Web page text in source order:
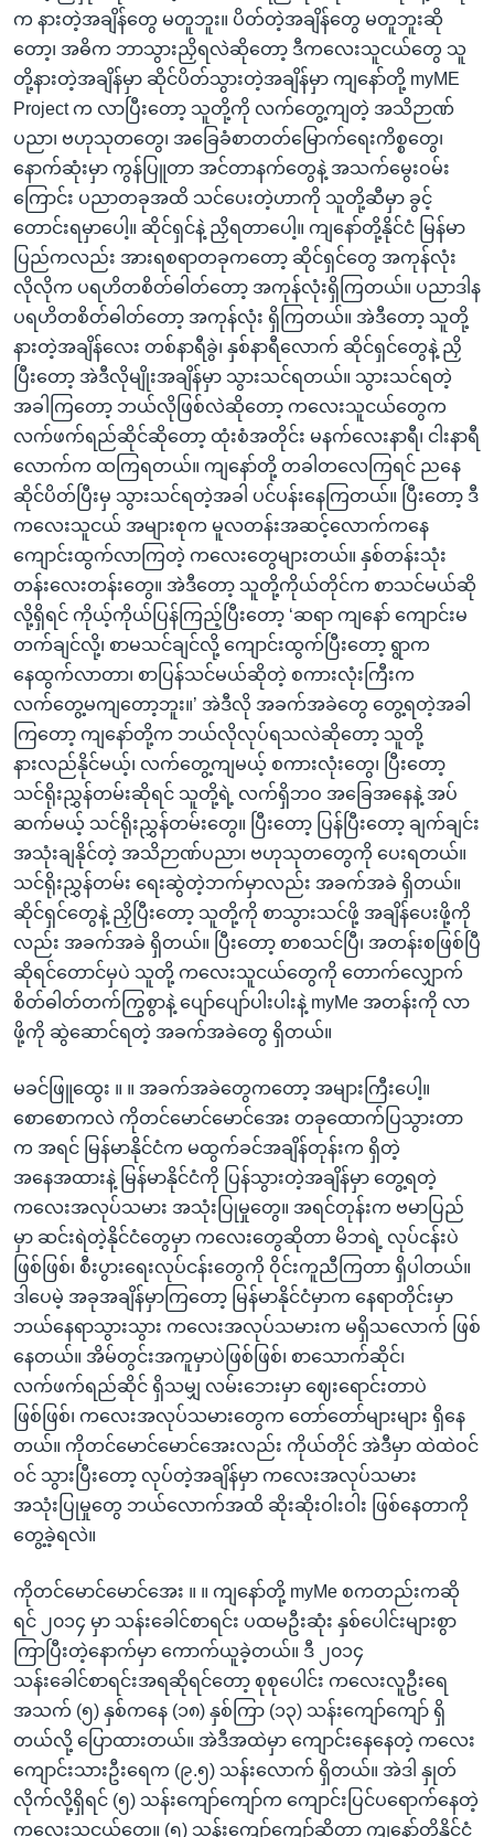
က နားတဲ့အချိန်တွေ မတူဘူး။ ပိတ်တဲ့အချိန်တွေ မတူဘူးဆို
တော့၊ အဓိက ဘာသွားညှိရလဲဆိုတော့ ဒီကလေးသူငယ်တွေ သူ
တို့နားတဲ့အချိန်မှာ ဆိုင်ပိတ်သွားတဲ့အချိန်မှာ ကျနော်တို့ myME
Project က လာပြီးတော့ သူတို့ကို လက်တွေ့ကျတဲ့ အသိဉာဏ်
ပညာ၊ ဗဟုသုတတွေ၊ အခြေခံစာတတ်မြောက်ရေးကိစ္စတွေ၊
နောက်ဆုံးမှာ ကွန်ပြူတာ အင်တာနက်တွေနဲ့ အသက်မွေးဝမ်း
ကြောင်း ပညာတခုအထိ သင်ပေးတဲ့ဟာကို သူတို့ဆီမှာ ခွင့်
တောင်းရမှာပေါ့။ ဆိုင်ရှင်နဲ့ ညှိရတာပေါ့။ ကျနော်တို့နိုင်ငံ မြန်မာ
ပြည်ကလည်း အားရစရာတခုကတော့ ဆိုင်ရှင်တွေ အကုန်လုံး
လိုလိုက ပရဟိတစိတ်ဓါတ်တော့ အကုန်လုံးရှိကြတယ်။ ပညာဒါန
ပရဟိတစိတ်ဓါတ်တော့ အကုန်လုံး ရှိကြတယ်။ အဲဒီတော့ သူတို့
နားတဲ့အချိန်လေး တစ်နာရီခွဲ၊ နှစ်နာရီလောက် ဆိုင်ရှင်တွေနဲ့ ညှိ
ပြီးတော့ အဲဒီလိုမျိုးအချိန်မှာ သွားသင်ရတယ်။ သွားသင်ရတဲ့
အခါကြတော့ ဘယ်လိုဖြစ်လဲဆိုတော့ ကလေးသူငယ်တွေက
လက်ဖက်ရည်ဆိုင်ဆိုတော့ ထုံးစံအတိုင်း မနက်လေးနာရီ၊ ငါးနာရီ
လောက်က ထကြရတယ်။ ကျနော်တို့ တခါတလေကြရင် ညနေ
ဆိုင်ပိတ်ပြီးမှ သွားသင်ရတဲ့အခါ ပင်ပန်းနေကြတယ်။ ပြီးတော့ ဒီ
ကလေးသူငယ် အများစုက မူလတန်းအဆင့်လောက်ကနေ
ကျောင်းထွက်လာကြတဲ့ ကလေးတွေများတယ်။ နှစ်တန်းသုံး
တန်းလေးတန်းတွေ။ အဲဒီတော့ သူတို့ကိုယ်တိုင်က စာသင်မယ်ဆို
လို့ရှိရင် ကိုယ့်ကိုယ်ပြန်ကြည့်ပြီးတော့ ‘ဆရာ ကျနော် ကျောင်းမ
တက်ချင်လို့၊ စာမသင်ချင်လို့ ကျောင်းထွက်ပြီးတော့ ရွာက
နေထွက်လာတာ၊ စာပြန်သင်မယ်ဆိုတဲ့ စကားလုံးကြီးက
လက်တွေ့မကျတော့ဘူး။’ အဲဒီလို အခက်အခဲတွေ တွေ့ရတဲ့အခါ
ကြတော့ ကျနော်တို့က ဘယ်လိုလုပ်ရသလဲဆိုတော့ သူတို့
နားလည်နိုင်မယ့်၊ လက်တွေ့ကျမယ့် စကားလုံးတွေ၊ ပြီးတော့
သင်ရိုးညွှန်တမ်းဆိုရင် သူတို့ရဲ့ လက်ရှိဘဝ အခြေအနေနဲ့ အပ်
ဆက်မယ့် သင်ရိုးညွှန်တမ်းတွေ။ ပြီးတော့ ပြန်ပြီးတော့ ချက်ချင်း
အသုံးချနိုင်တဲ့ အသိဉာဏ်ပညာ၊ ဗဟုသုတတွေကို ပေးရတယ်။
သင်ရိုးညွှန်တမ်း ရေးဆွဲတဲ့ဘက်မှာလည်း အခက်အခဲ ရှိတယ်။
ဆိုင်ရှင်တွေနဲ့ ညှိပြီးတော့ သူတို့ကို စာသွားသင်ဖို့ အချိန်ပေးဖို့ကို
လည်း အခက်အခဲ ရှိတယ်။ ပြီးတော့ စာစသင်ပြီ၊ အတန်းစဖြစ်ပြီ
ဆိုရင်တောင်မှပဲ သူတို့ ကလေးသူငယ်တွေကို တောက်လျှောက်
စိတ်ဓါတ်တက်ကြွစွာနဲ့ ပျော်ပျော်ပါးပါးနဲ့ myMe အတန်းကို လာ
ဖို့ကို ဆွဲဆောင်ရတဲ့ အခက်အခဲတွေ ရှိတယ်။
မခင်ဖြူထွေး ။ ။ အခက်အခဲတွေကတော့ အများကြီးပေါ့။
စောစောကလဲ ကိုတင်မောင်မောင်အေး တခုထောက်ပြသွားတာ
က အရင် မြန်မာနိုင်ငံက မထွက်ခင်အချိန်တုန်းက ရှိတဲ့
အနေအထားနဲ့ မြန်မာနိုင်ငံကို ပြန်သွားတဲ့အချိန်မှာ တွေ့ရတဲ့
ကလေးအလုပ်သမား အသုံးပြုမှုတွေ။ အရင်တုန်းက ဗမာပြည်
မှာ ဆင်းရဲတဲ့နိုင်ငံတွေမှာ ကလေးတွေဆိုတာ မိဘရဲ့ လုပ်ငန်းပဲ
ဖြစ်ဖြစ်၊ စီးပွားရေးလုပ်ငန်းတွေကို ဝိုင်းကူညီကြတာ ရှိပါတယ်။
ဒါပေမဲ့ အခုအချိန်မှာကြတော့ မြန်မာနိုင်ငံမှာက နေရာတိုင်းမှာ
ဘယ်နေရာသွားသွား ကလေးအလုပ်သမားက မရှိသလောက် ဖြစ်
နေတယ်။ အိမ်တွင်းအကူမှာပဲဖြစ်ဖြစ်၊ စာသောက်ဆိုင်၊
လက်ဖက်ရည်ဆိုင် ရှိသမျှ လမ်းဘေးမှာ ဈေးရောင်းတာပဲ
ဖြစ်ဖြစ်၊ ကလေးအလုပ်သမားတွေက တော်တော်များများ ရှိနေ
တယ်။ ကိုတင်မောင်မောင်အေးလည်း ကိုယ်တိုင် အဲဒီမှာ ထဲထဲဝင်
ဝင် သွားပြီးတော့ လုပ်တဲ့အချိန်မှာ ကလေးအလုပ်သမား
အသုံးပြုမှုတွေ ဘယ်လောက်အထိ ဆိုးဆိုးဝါးဝါး ဖြစ်နေတာကို
တွေ့ခဲ့ရလဲ။
ကိုတင်မောင်မောင်အေး ။ ။ ကျနော်တို့ myMe စကတည်းကဆို
ရင် ၂၀၁၄ မှာ သန်းခေါင်စာရင်း ပထမဦးဆုံး နှစ်ပေါင်းများစွာ
ကြာပြီးတဲ့နောက်မှာ ကောက်ယူခဲ့တယ်။ ဒီ ၂၀၁၄
သန်းခေါင်စာရင်းအရဆိုရင်တော့ စုစုပေါင်း ကလေးလူဦးရေ
အသက် (၅) နှစ်ကနေ (၁၈) နှစ်ကြာ (၁၃) သန်းကျော်ကျော် ရှိ
တယ်လို့ ပြောထားတယ်။ အဲဒီအထဲမှာ ကျောင်းနေနေတဲ့ ကလေး
ကျောင်းသားဦးရေက (၉.၅) သန်းလောက် ရှိတယ်။ အဲဒါ နှုတ်
လိုက်လို့ရှိရင် (၅) သန်းကျော်ကျော်က ကျောင်းပြင်ပရောက်နေတဲ့
ကလေးသူငယ်တွေ။ (၅) သန်းကျော်ကျော်ဆိုတာ ကျနော်တို့နိုင်ငံ